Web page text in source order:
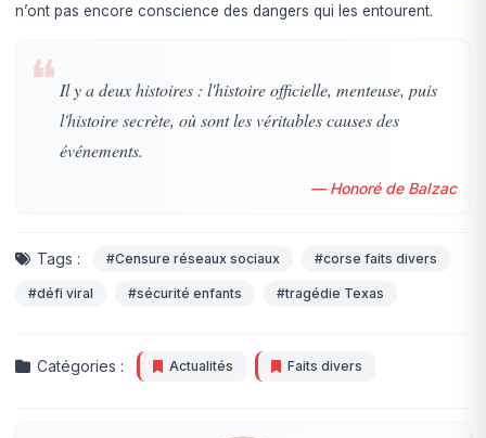
n’ont pas encore conscience des dangers qui les entourent.
❝ Il y a deux histoires : l'histoire officielle, menteuse, puis
l'histoire secrète, où sont les véritables causes des
événements.
— Honoré de Balzac
Tags : #Censure réseaux sociaux #corse faits divers
#défi viral #sécurité enfants #tragédie Texas
Catégories : Actualités Faits divers